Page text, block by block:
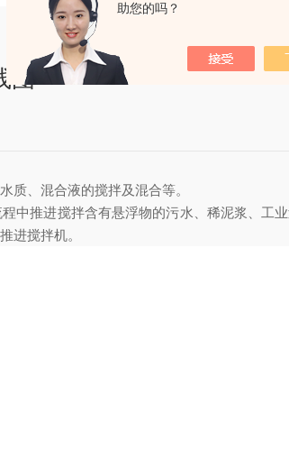
助您的吗？
图
质、混合液的搅拌及混合等。
程中推进搅拌含有悬浮物的污水、稀泥浆、工
进搅拌机。